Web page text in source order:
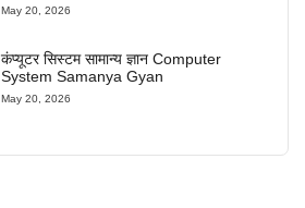
May 20, 2026
कंप्यूटर सिस्टम सामान्य ज्ञान Computer
System Samanya Gyan
May 20, 2026